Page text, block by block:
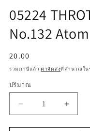
สื่อ
1
ใน
โม
05224
No.132 Atom
ราคา
ปกติ
20.00
รวมภาษีแล้ว ค่าจัดส่งที่คำนวณใน
ปริมาณ